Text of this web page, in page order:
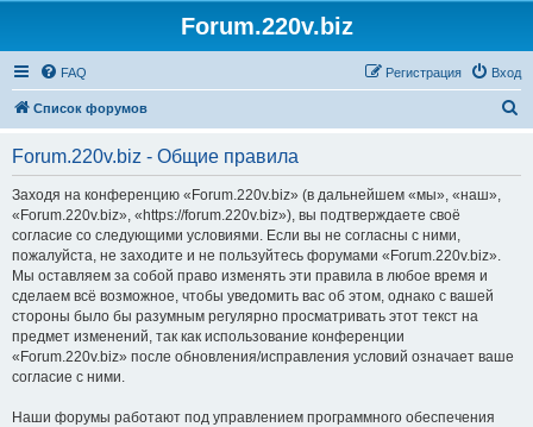
Forum.220v.biz
FAQ Вход
Регистрация
Список форумов
Forum.220v.biz - Общие правила
Заходя на конференцию «Forum.220v.biz» (в дальнейшем «мы», «наш»,
«Forum.220v.biz», «https://forum.220v.biz»), вы подтверждаете своё
согласие со следующими условиями. Если вы не согласны с ними,
пожалуйста, не заходите и не пользуйтесь форумами «Forum.220v.biz».
Мы оставляем за собой право изменять эти правила в любое время и
сделаем всё возможное, чтобы уведомить вас об этом, однако с вашей
стороны было бы разумным регулярно просматривать этот текст на
предмет изменений, так как использование конференции
«Forum.220v.biz» после обновления/исправления условий означает ваше
согласие с ними.
Наши форумы работают под управлением программного обеспечения